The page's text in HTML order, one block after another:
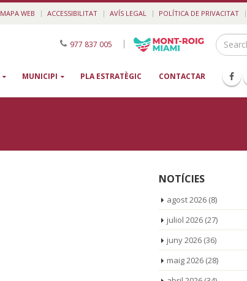
MAPA WEB ACCESSIBILITAT AVÍS LEGAL POLÍTICA DE PRIVACITAT
977 837 005 |
MUNICIPI PLA ESTRATÈGIC CONTACTAR
NOTÍCIES
agost 2026(8)
juliol 2026(27)
juny 2026(36)
maig 2026(28)